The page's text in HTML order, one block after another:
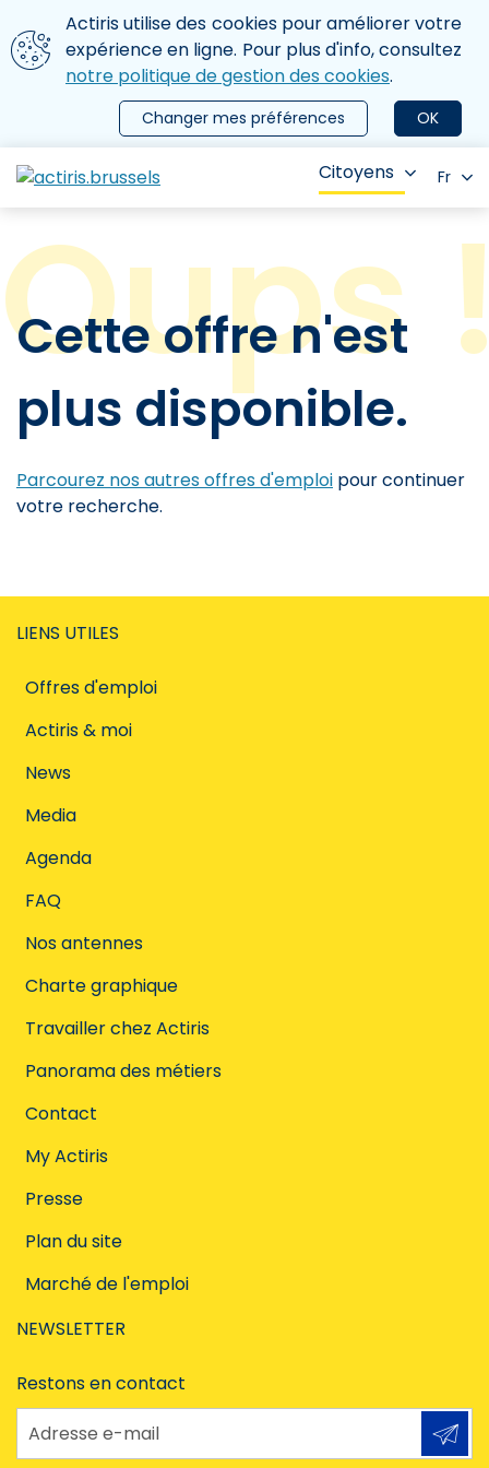
Aller au contenu principal
Nous utilisons des cookies
Actiris utilise des cookies pour améliorer votre
expérience en ligne. Pour plus d'info, consultez
notre politique de gestion des cookies.
OK
Changer mes préférences
le menu
Citoyens Fr
Cette offre n'est
plus disponible.
Parcourez nos autres offres d'emploi pour continuer
votre recherche.
LIENS UTILES
Offres d'emploi
Actiris & moi
News
Media
Agenda
FAQ
Nos antennes
Charte graphique
Travailler chez Actiris
Panorama des métiers
Contact
My Actiris
Presse
Plan du site
Marché de l'emploi
NEWSLETTER
Restons en contact
Adresse e-mail